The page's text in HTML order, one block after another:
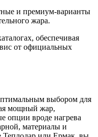
и премиум-варианты
жара.
обеспечивая
от официальных
выбором для
мощный жар,
опции вроде нагрева
материалы и